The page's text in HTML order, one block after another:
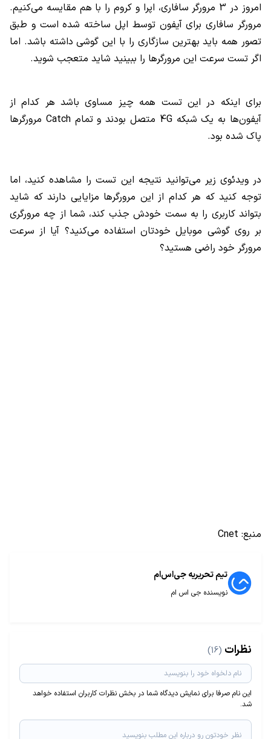
امروز در 3 مرورگر سافاری، اپرا و کروم را با هم مقایسه می‌کنیم.
مرورگر سافاری برای آیفون توسط اپل ساخته شده است و طبق
تصور همه باید بهترین سازگاری را با این گوشی داشته باشد. اما
اگر تست سرعت این مرورگرها را ببینید شاید متعجب شوید.
برای اینکه در این تست همه چیز مساوی باشد هر کدام از
آیفون‌ها به یک شبکه4G متصل بودند و تمامCatch مرورگر‌ها
پاک شده بود.
در ویدئوی زیر می‌توانید نتیجه این تست را مشاهده کنید، اما
توجه کنید که هر کدام از این مرورگرها مزایایی دارند که شاید
بتواند کاربری را به سمت خودش جذب کند، شما از چه مرورگری
بر روی گوشی موبایل خودتان استفاده می‌کنید؟ آیا از سرعت
مرورگر خود راضی هستید؟
منبع: Cnet
تیم تحریریه جی‌اس‌ام
نویسنده جی اس ام
نظرات (16)
این نام صرفا برای نمایش دیدگاه شما در بخش نظرات کاربران استفاده خواهد
شد.